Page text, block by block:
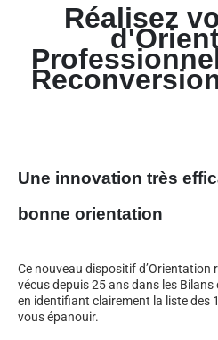
Réalisez
Une innovation très
bonne orientation
Ce nouveau dispositif d’Orientation
vécus depuis 25 ans dans les
en identifiant clairement la liste des
vous épanouir.